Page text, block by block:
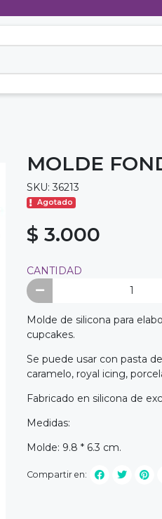
MOLDE
SKU: 36213
Agotado
$ 3.000
CANTIDAD
Molde de silicona para
cupcakes.
Se puede usar con pasta
caramelo, royal icing,
Fabricado en silicona de
Medidas:
Molde: 9.8 * 6.3 cm.
Compartir en: